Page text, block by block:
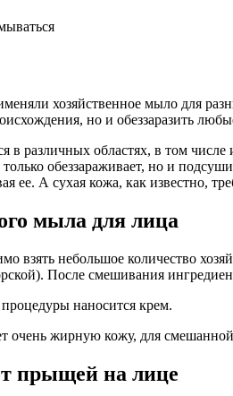
хозяйственное мыло для
но и обеззаразить
в различных областях, в том
только обеззараживает, но и
ее. А сухая кожа, как известно,
мыла для лица
взять небольшое количество
После смешивания
наносится крем.
очень жирную кожу, для
прыщей на лице